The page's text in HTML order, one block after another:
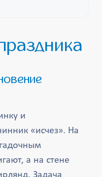
и
«исчез». На
а на стене
Задача